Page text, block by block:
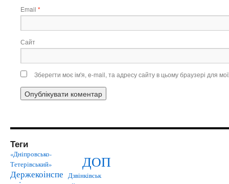
Email *
Сайт
Зберегти моє ім'я, e-mail, та адресу сайту в цьому браузері для
Теги
«Дніпровсько-
Тетерівський»
ДОП
Держекоінспе Дзвінківськ